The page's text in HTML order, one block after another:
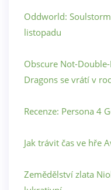
Oddworld:
listopadu
Obscure Not-
Dragons se vrátí v
Recenze: Persona 4
Jak trávit čas ve hře
Zemědělství zlata